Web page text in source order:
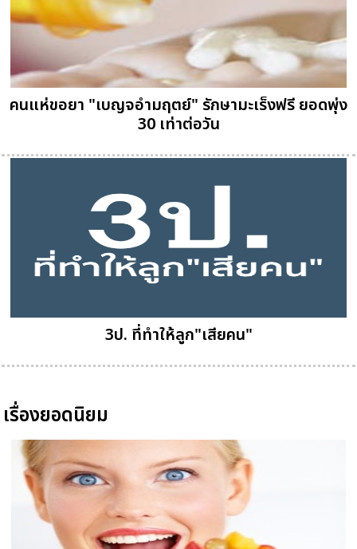
คนแห่ขอยา "เบญจอำมฤตย์" รักษามะเร็งฟรี ยอดพุ่ง
30 เท่าต่อวัน
3ป. ที่ทำให้ลูก"เสียคน"
เรื่องยอดนิยม